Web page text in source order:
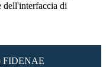
dell'interfaccia di
FIDENAE